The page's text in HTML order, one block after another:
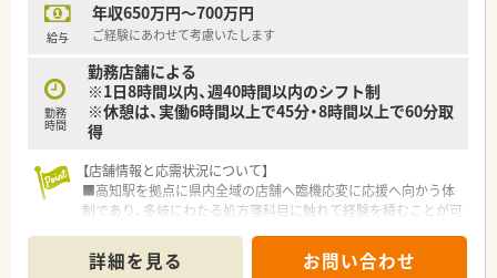
品、化粧品等も取扱があり幅広い業務に触れることができます。
■処方箋枚数は少なめ、ゆったりと働きたい方
■福利厚生が充実した企業をお探しの方
■残業時間はほとんどありません
プライベートとの両立をしたい方
などお気軽にお問い合わせください！
給与
年収650万円～700万円
ご経験にあわせて考慮いたします
勤務
時間
勤務店舗による
※1日8時間以内、週40時間以内のシフト制
※休憩は、実働6時間以上で45分・8時間以上で60分取
得
【店舗情報と応需状況について】
■高知駅を拠点に県内全域の店舗へ臨機応変に応援へ向かう体
制であり、多岐にわたる処方箋科目に触れて経験を積むことが可
■各店舗の処方箋枚数や応需科目は配属先により異なりますが、
地域に根ざしたクリニック門前への展開をメインとして運営し
詳細を見る お問い合わせ